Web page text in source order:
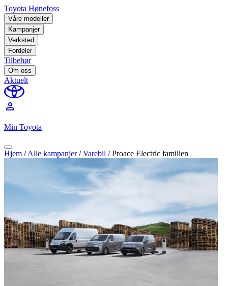
Toyota Hønefoss
Våre modeller
Kampanjer
Verksted
Fordeler
Tilbehør
Om oss
Aktuelt
perm_identity
Min Toyota
Hjem /Alle kampanjer /Varebil /Proace Electric familien